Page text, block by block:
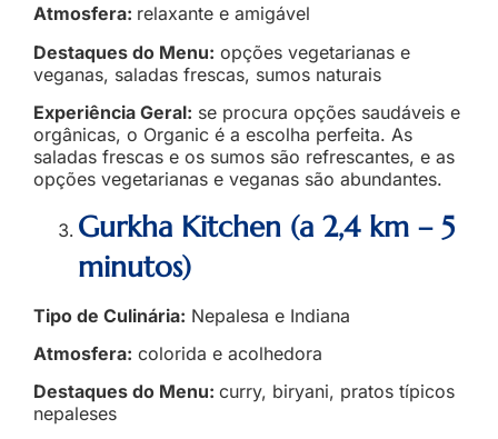
Atmosfera: relaxante e amigável
Destaques do Menu: opções vegetarianas e
veganas, saladas frescas, sumos naturais
Experiência Geral: se procura opções saudáveis e
orgânicas, o Organic é a escolha perfeita. As
saladas frescas e os sumos são refrescantes, e as
opções vegetarianas e veganas são abundantes.
Gurkha Kitchen (a 2,4 km – 5
minutos)
Tipo de Culinária: Nepalesa e Indiana
Atmosfera: colorida e acolhedora
Destaques do Menu: curry, biryani, pratos típicos
nepaleses